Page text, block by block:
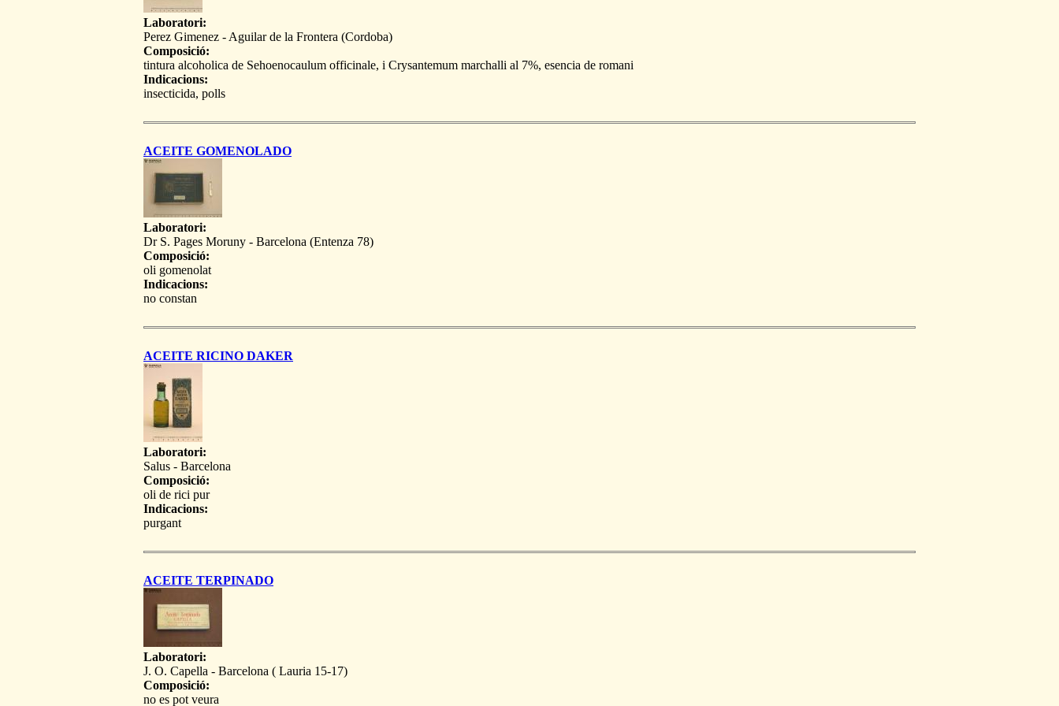
Laboratori:
Perez Gimenez - Aguilar de la Frontera (Cordoba)
Composició:
tintura alcoholica de Sehoenocaulum officinale, i Crysantemum marchalli al 7%, esencia de romani
Indicacions:
insecticida, polls
ACEITE GOMENOLADO
Laboratori:
Dr S. Pages Moruny - Barcelona (Entenza 78)
Composició:
oli gomenolat
Indicacions:
no constan
ACEITE RICINO DAKER
Laboratori:
Salus - Barcelona
Composició:
oli de rici pur
Indicacions:
purgant
ACEITE TERPINADO
Laboratori:
J. O. Capella - Barcelona ( Lauria 15-17)
Composició:
no es pot veura